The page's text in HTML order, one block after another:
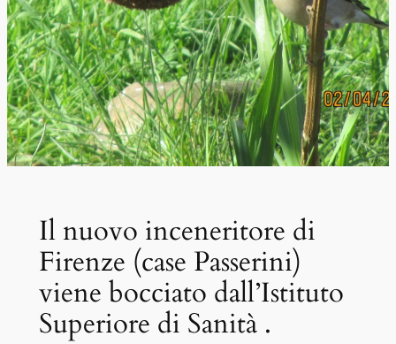
Il nuovo inceneritore di
Firenze (case Passerini)
viene bocciato dall’Istituto
Superiore di Sanità .